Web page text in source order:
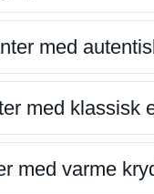
med
med klassisk
med varme